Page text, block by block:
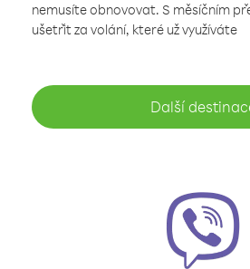
nemusíte obnovovat. S měsíčním
ušetřit za volání, které už využíváte
Další